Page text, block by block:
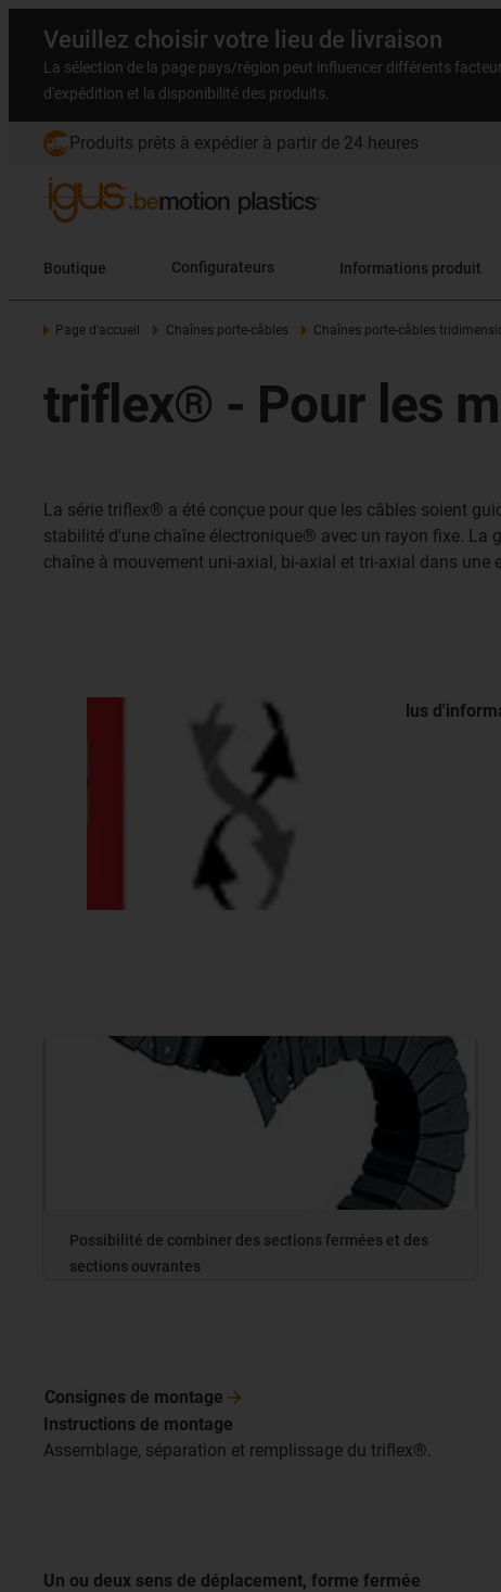
Veuillez choisir votre lieu de livraison
La sélection de la page pays/région peut influencer différents
d'expédition et la disponibilité des produits.
Produits prêts à expédier à partir de 24 heures
Boutique Configurateurs Informations produit
Page d'accueil Chaînes porte-câbles Chaînes porte-câbles
triflex® - Pour les
La série triflex® a été conçue pour que les câbles soient
stabilité d'une chaîne électronique® avec un rayon fixe. La
chaîne à mouvement uni-axial, bi-axial et tri-axial dans une
plus
Possibilité de combiner des sections fermées et des
sections ouvrantes
Instructions de montage
Assemblage, séparation et remplissage du triflex®.
Consignes de montage
Un ou deux sens de déplacement, forme fermée